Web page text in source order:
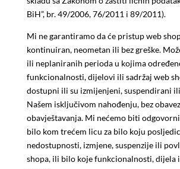
BiH”, br. 49/2006, 76/2011 i 89/2011).
Mi ne garantiramo da će pristup web
kontinuiran, neometan ili bez greške.
ili neplaniranih perioda u kojima
funkcionalnosti, dijelovi ili sadržaj web
dostupni ili su izmijenjeni, suspendirani
Našem isključivom nahođenju, bez
obavještavanja. Mi nećemo biti
bilo kom trećem licu za bilo koju
nedostupnosti, izmjene, suspenzije ili
shopa, ili bilo koje funkcionalnosti, dijela